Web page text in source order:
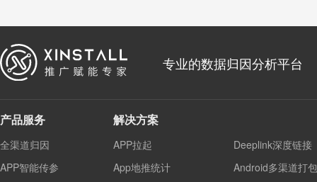
专业的数据归因分析平台
产品服务
全渠道归因
APP智能传参
解决方案
APP拉起
Deeplink深度链接
App地推统计
Android多渠道打包